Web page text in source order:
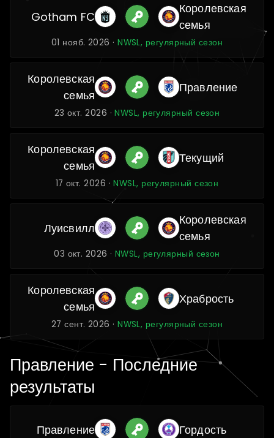
Gotham FC
Королевская
семья
01 нояб. 2026 ·NWSL, регулярный сезон
Королевская
семья
Правление
23 окт. 2026 ·NWSL, регулярный сезон
Королевская
семья
Текущий
17 окт. 2026 ·NWSL, регулярный сезон
Луисвилл
Королевская
семья
03 окт. 2026 · NWSL, регулярный сезон
Королевская
семья
Храбрость
27 сент. 2026 ·NWSL, регулярный сезон
Правление - Последние
результаты
Правление Гордость